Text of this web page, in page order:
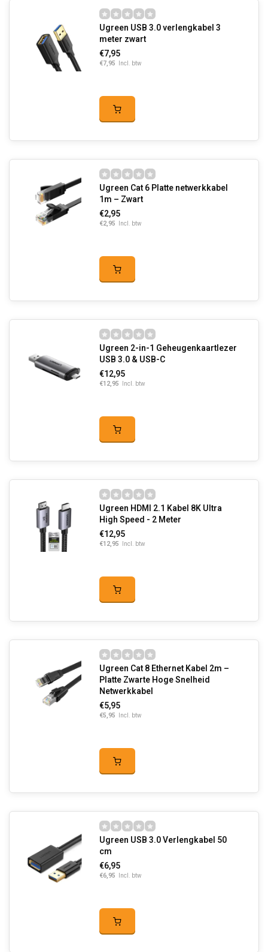
Ugreen USB 3.0 verlengkabel 3
meter zwart
€7,95
€7,95 Incl. btw
Ugreen Cat 6 Platte netwerkkabel
1m – Zwart
€2,95
€2,95 Incl. btw
Ugreen 2-in-1 Geheugenkaartlezer
USB 3.0 & USB-C
€12,95
€12,95 Incl. btw
Ugreen HDMI 2.1 Kabel 8K Ultra
High Speed - 2 Meter
€12,95
€12,95 Incl. btw
Ugreen Cat 8 Ethernet Kabel 2m –
Platte Zwarte Hoge Snelheid
Netwerkkabel
€5,95
€5,95 Incl. btw
Ugreen USB 3.0 Verlengkabel 50
cm
€6,95
€6,95 Incl. btw